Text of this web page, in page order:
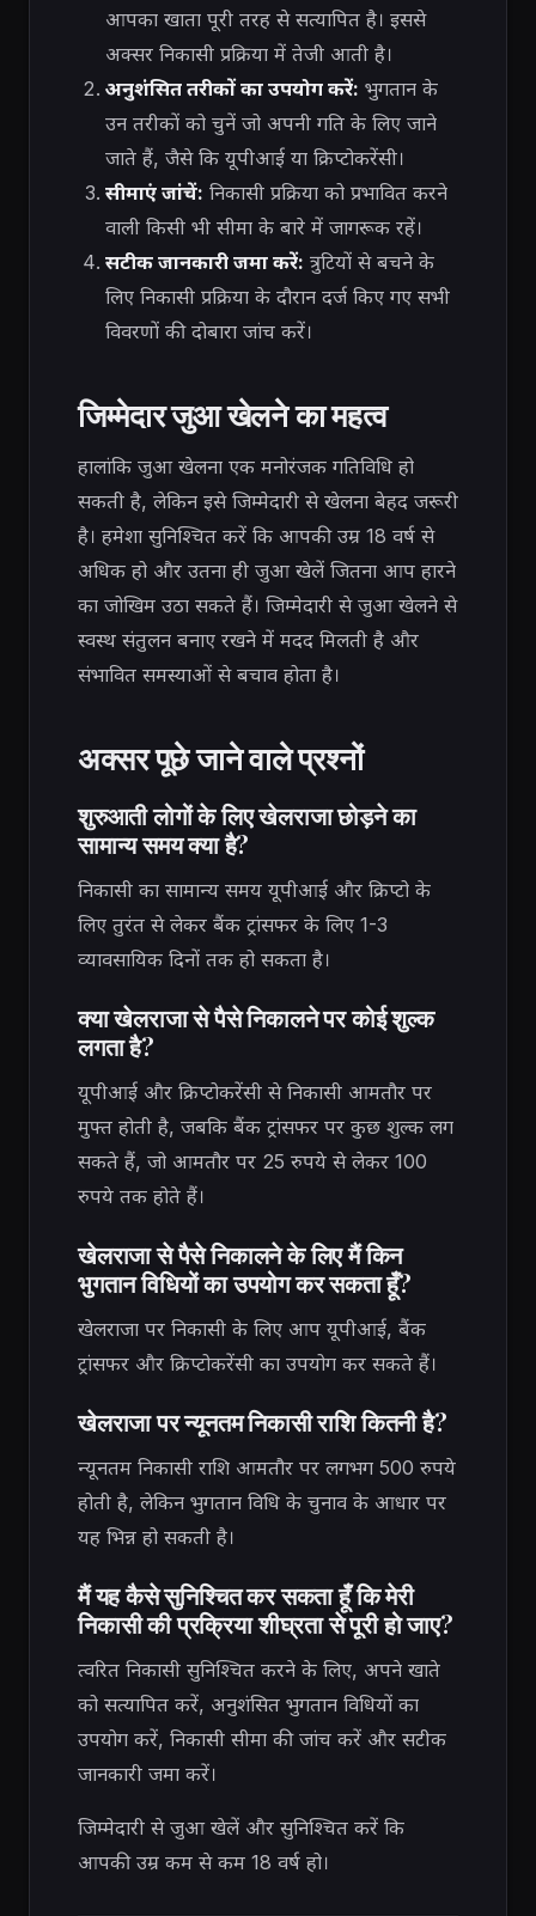
आपका खाता पूरी तरह से सत्यापित है। इससे
अक्सर निकासी प्रक्रिया में तेजी आती है।
अनुशंसित तरीकों का उपयोग करें: भुगतान के
उन तरीकों को चुनें जो अपनी गति के लिए जाने
जाते हैं, जैसे कि यूपीआई या क्रिप्टोकरेंसी।
सीमाएं जांचें: निकासी प्रक्रिया को प्रभावित करने
वाली किसी भी सीमा के बारे में जागरूक रहें।
सटीक जानकारी जमा करें: त्रुटियों से बचने के
लिए निकासी प्रक्रिया के दौरान दर्ज किए गए सभी
विवरणों की दोबारा जांच करें।
जिम्मेदार जुआ खेलने का महत्व
हालांकि जुआ खेलना एक मनोरंजक गतिविधि हो
सकती है, लेकिन इसे जिम्मेदारी से खेलना बेहद जरूरी
है। हमेशा सुनिश्चित करें कि आपकी उम्र 18 वर्ष से
अधिक हो और उतना ही जुआ खेलें जितना आप हारने
का जोखिम उठा सकते हैं। जिम्मेदारी से जुआ खेलने से
स्वस्थ संतुलन बनाए रखने में मदद मिलती है और
संभावित समस्याओं से बचाव होता है।
अक्सर पूछे जाने वाले प्रश्नों
शुरुआती लोगों के लिए खेलराजा छोड़ने का
सामान्य समय क्या है?
निकासी का सामान्य समय यूपीआई और क्रिप्टो के
लिए तुरंत से लेकर बैंक ट्रांसफर के लिए 1-3
व्यावसायिक दिनों तक हो सकता है।
क्या खेलराजा से पैसे निकालने पर कोई शुल्क
लगता है?
यूपीआई और क्रिप्टोकरेंसी से निकासी आमतौर पर
मुफ्त होती है, जबकि बैंक ट्रांसफर पर कुछ शुल्क लग
सकते हैं, जो आमतौर पर 25 रुपये से लेकर 100
रुपये तक होते हैं।
खेलराजा से पैसे निकालने के लिए मैं किन
भुगतान विधियों का उपयोग कर सकता हूँ?
खेलराजा पर निकासी के लिए आप यूपीआई, बैंक
ट्रांसफर और क्रिप्टोकरेंसी का उपयोग कर सकते हैं।
खेलराजा पर न्यूनतम निकासी राशि कितनी है?
न्यूनतम निकासी राशि आमतौर पर लगभग 500 रुपये
होती है, लेकिन भुगतान विधि के चुनाव के आधार पर
यह भिन्न हो सकती है।
मैं यह कैसे सुनिश्चित कर सकता हूँ कि मेरी
निकासी की प्रक्रिया शीघ्रता से पूरी हो जाए?
त्वरित निकासी सुनिश्चित करने के लिए, अपने खाते
को सत्यापित करें, अनुशंसित भुगतान विधियों का
उपयोग करें, निकासी सीमा की जांच करें और सटीक
जानकारी जमा करें।
जिम्मेदारी से जुआ खेलें और सुनिश्चित करें कि
आपकी उम्र कम से कम 18 वर्ष हो।